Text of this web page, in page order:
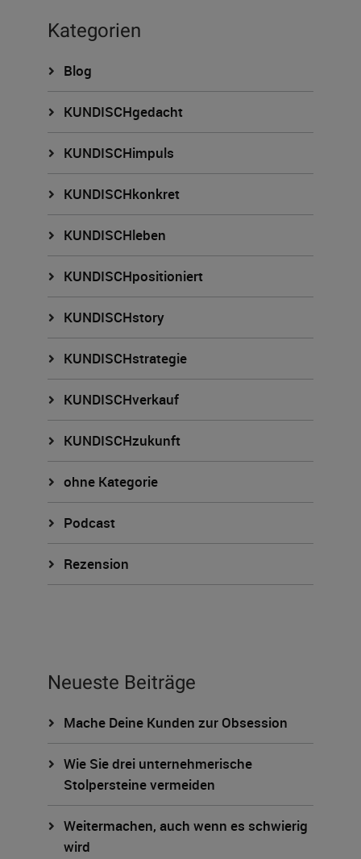
Kategorien
Blog
KUNDISCHgedacht
KUNDISCHimpuls
KUNDISCHkonkret
KUNDISCHleben
KUNDISCHpositioniert
KUNDISCHstory
KUNDISCHstrategie
KUNDISCHverkauf
KUNDISCHzukunft
ohne Kategorie
Podcast
Rezension
Neueste Beiträge
Mache Deine Kunden zur Obsession
Wie Sie drei unternehmerische
Stolpersteine vermeiden
Weitermachen, auch wenn es schwierig
wird